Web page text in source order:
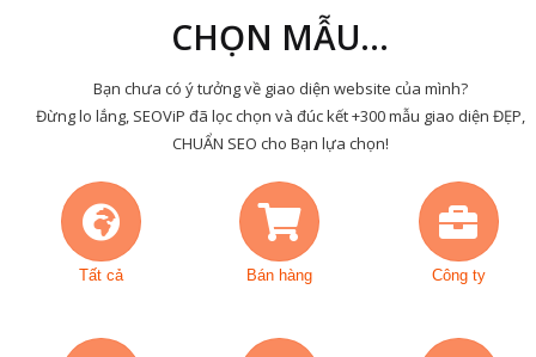
CHỌN MẪU...
Bạn chưa có ý tưởng về giao diện website của mình?
Đừng lo lắng, SEOViP đã lọc chọn và đúc kết +300 mẫu giao diện ĐẸP,
CHUẨN SEO cho Bạn lựa chọn!
Tất cả Bán hàng Công ty